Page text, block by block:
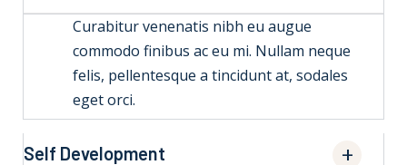
Curabitur venenatis nibh eu augue
commodo finibus ac eu mi. Nullam neque
felis, pellentesque a tincidunt at, sodales
eget orci.
Self Development